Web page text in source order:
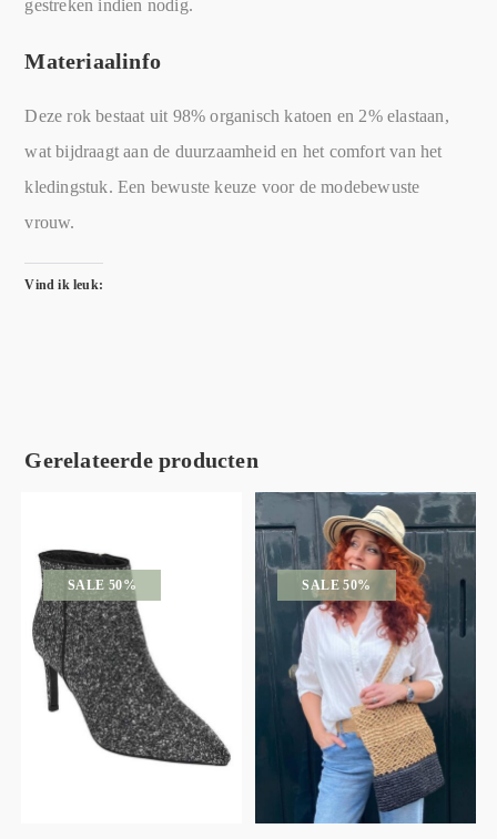
gestreken indien nodig.
Materiaalinfo
Deze rok bestaat uit 98% organisch katoen en 2% elastaan,
wat bijdraagt aan de duurzaamheid en het comfort van het
kledingstuk. Een bewuste keuze voor de modebewuste
vrouw.
Vind ik leuk:
Gerelateerde producten
SALE 50% SALE 50%